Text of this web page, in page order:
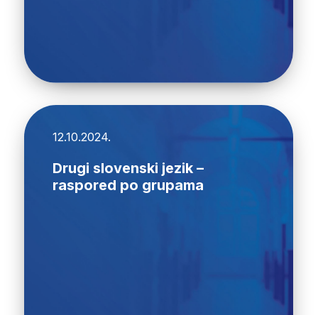
12.10.2024.
Drugi slovenski jezik –
raspored po grupama